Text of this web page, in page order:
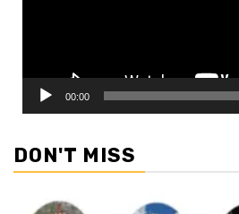
00:00
DON'T MISS